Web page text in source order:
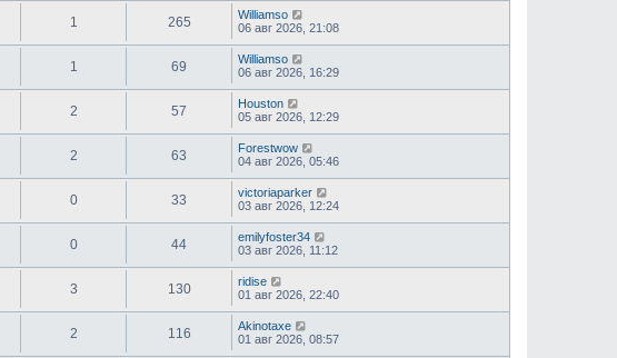
1 265
Williamso
06 авг 2026, 21:08
1 69
Williamso
06 авг 2026, 16:29
2 57
Houston
05 авг 2026, 12:29
2 63
Forestwow
04 авг 2026, 05:46
0 33
victoriaparker
03 авг 2026, 12:24
0 44
emilyfoster34
03 авг 2026, 11:12
3 130
ridise
01 авг 2026, 22:40
2 116
Akinotaxe
01 авг 2026, 08:57